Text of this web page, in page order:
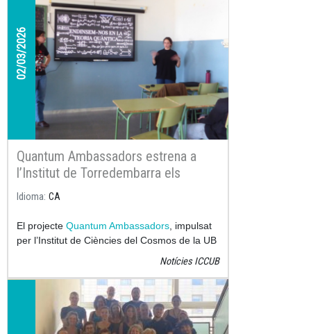
02/03/2026
Quantum Ambassadors estrena a
l’Institut de Torredembarra els
materials educatius creats durant
Idioma CA
El projecte Quantum Ambassadors, impulsat
per l’Institut de Ciències del Cosmos de la UB
(ICCUB) i l’Institut de Nanociència i
primera visita a un dels centres participants
per implementar a l’aula els materials
educatius desenvolupats al llarg de tot el
Notícies ICCUB